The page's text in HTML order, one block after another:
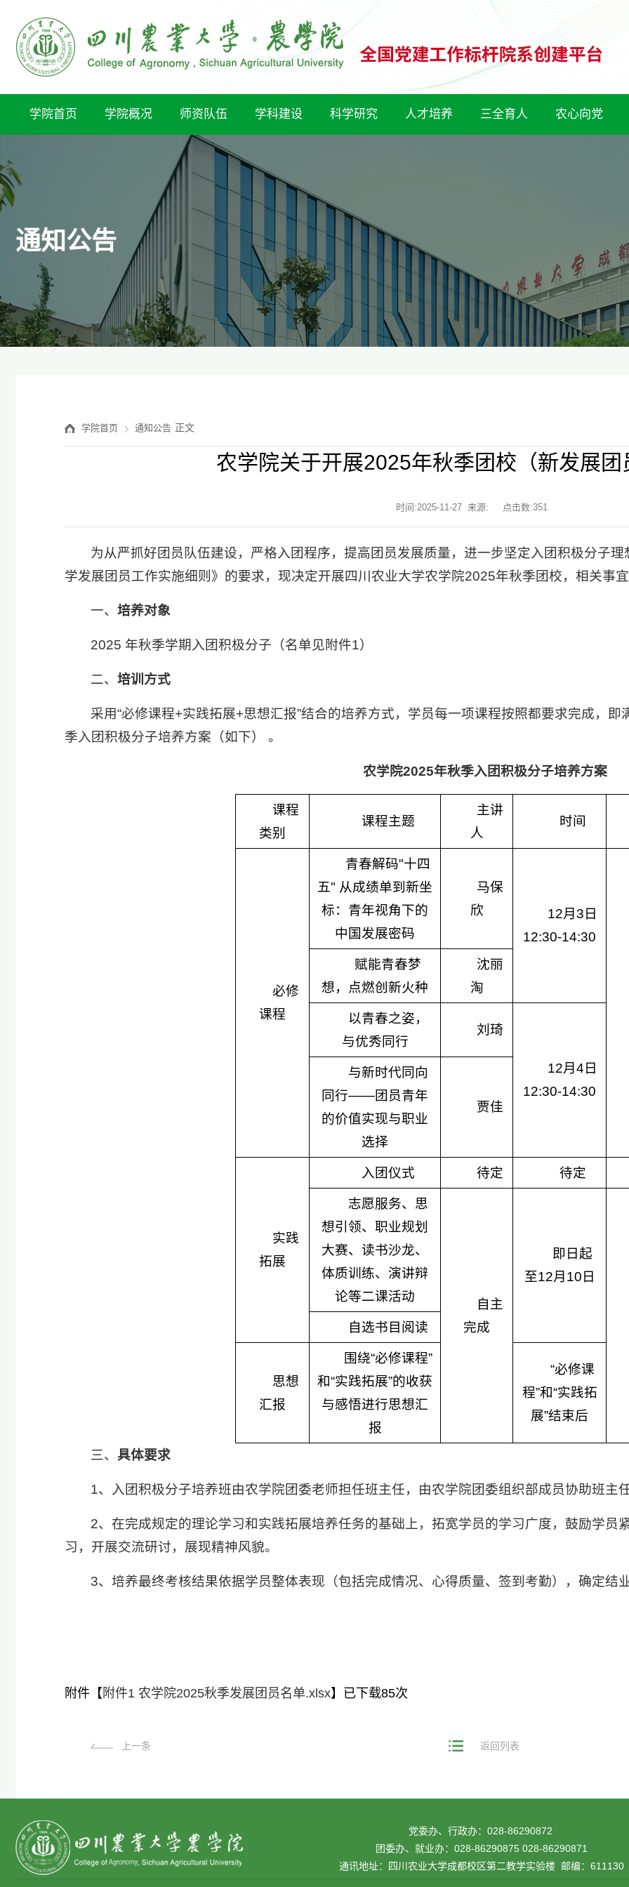
学院首页 学院概况 师资队伍 学科建设 科学研究 人才培养 三全育人 农心向党
通知公告
学院首页 通知公告 正文
农学院关于开展2025年秋季团校（新发展团
时间:2025-11-27 来源: 点击数:351
为从严抓好团员队伍建设，严格入团程序，提高团员发展质量，进一步坚定入团积极分子
学发展团员工作实施细则》的要求，现决定开展四川农业大学农学院2025年秋季团校，相关事宜
一、培养对象
2025 年秋季学期入团积极分子（名单见附件1）
二、培训方式
采用“必修课程+实践拓展+思想汇报”结合的培养方式，学员每一项课程按照都要求完成，
季入团积极分子培养方案（如下） 。
农学院2025年秋季入团积极分子培养方案
课程
类别
课程主题
主讲
人
时间
必修
课程
青春解码"十四
五" 从成绩单到新坐
标：青年视角下的
中国发展密码
马保
欣
12月3日
12:30-14:30
赋能青春梦
想，点燃创新火种
沈丽
淘
以青春之姿，
与优秀同行
刘琦
12月4日
12:30-14:30
与新时代同向
同行——团员青年
的价值实现与职业
选择
贾佳
实践
拓展
入团仪式 待定 待定
志愿服务、思
想引领、职业规划
大赛、读书沙龙、
体质训练、演讲辩
论等二课活动
自主
完成
即日起
至12月10日
自选书目阅读
思想
汇报
围绕“必修课程”
和“实践拓展”的收获
与感悟进行思想汇
报
“必修课
程”和“实践拓
展”结束后
三、 具体要求
1、入团积极分子培养班由农学院团委老师担任班主任，由农学院团委组织部成员协助班主
2、在完成规定的理论学习和实践拓展培养任务的基础上，拓宽学员的学习广度，鼓励学员
习，开展交流研讨，展现精神风貌。
3、培养最终考核结果依据学员整体表现（包括完成情况、心得质量、签到考勤），确定结
附件【 附件1 农学院2025秋季发展团员名单.xlsx】已下载85次
上一条 返回列表
党委办、行政办：028-86290872
团委办、就业办：028-86290875 028-86290871
通讯地址：四川农业大学成都校区第二教学实验楼 邮编：611130